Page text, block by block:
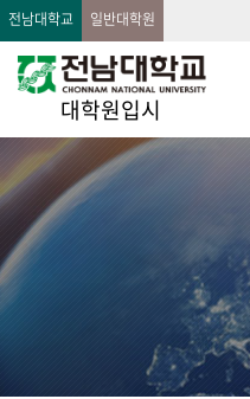
전남대학교 일반대학원
대학원입시